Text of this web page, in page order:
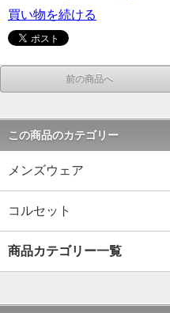
買い物を続ける
前の商品へ
この商品のカテゴリー
メンズウェア
コルセット
商品カテゴリー一覧